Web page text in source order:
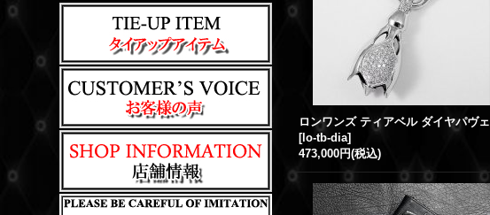
ロンワンズ ティアベル ダイヤパヴェ
[lo-tb-dia]
473,000円(税込)